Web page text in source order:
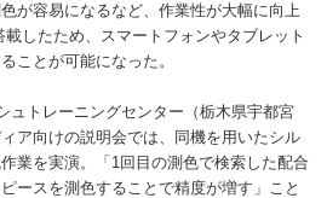
が容易になるなど、作業性が大幅に向上
したため、スマートフォンやタブレット
ことが可能になった。
ュトレーニングセンター（栃木県宇都宮
ア向けの説明会では、同機を用いたシル
業を実演。「1回目の測色で検索した配合
ースを測色することで精度が増す」こと